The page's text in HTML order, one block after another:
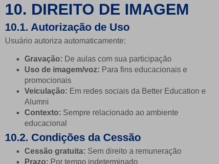
10. DIREITO DE IMAGEM
10.1. Autorização de Uso
Usuário autoriza automaticamente:
Gravação: De aulas com sua participação
Uso de imagem/voz: Para fins educacionais e
promocionais
Veiculação: Em redes sociais da Better Education e
Alumni
Contexto: Sempre relacionado ao ambiente
educacional
10.2. Condições da Cessão
Cessão gratuita: Sem direito a remuneração
Prazo: Por tempo indeterminado